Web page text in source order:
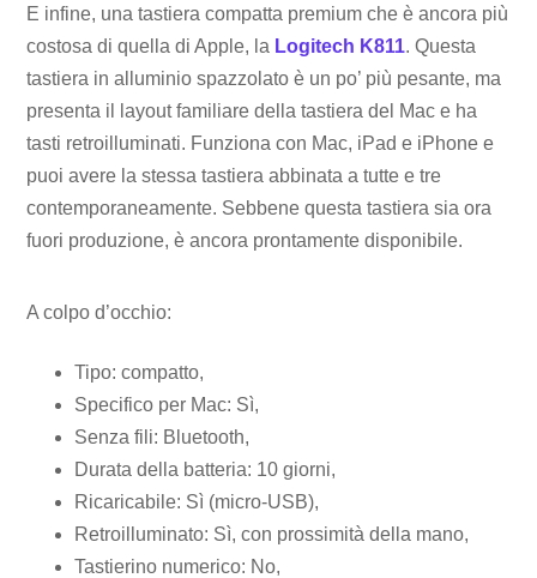
E infine, una tastiera compatta premium che è ancora più
costosa di quella di Apple, la Logitech K811. Questa
tastiera in alluminio spazzolato è un po’ più pesante, ma
presenta il layout familiare della tastiera del Mac e ha
tasti retroilluminati. Funziona con Mac, iPad e iPhone e
puoi avere la stessa tastiera abbinata a tutte e tre
contemporaneamente. Sebbene questa tastiera sia ora
fuori produzione, è ancora prontamente disponibile.
A colpo d’occhio:
Tipo: compatto,
Specifico per Mac: Sì,
Senza fili: Bluetooth,
Durata della batteria: 10 giorni,
Ricaricabile: Sì (micro-USB),
Retroilluminato: Sì, con prossimità della mano,
Tastierino numerico: No,